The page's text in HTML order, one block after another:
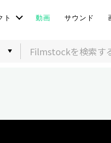
ト 動画 サウンド